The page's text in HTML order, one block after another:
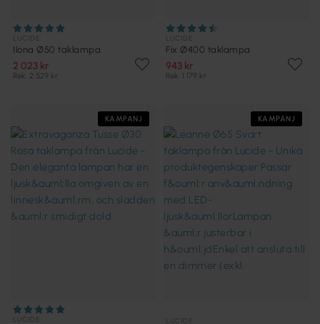
Ilona Ø50 taklampa
2 023 kr
Rek. 2 529 kr
Fix Ø400 taklampa
943 kr
Rek. 1 179 kr
KAMPANJ KAMPANJ